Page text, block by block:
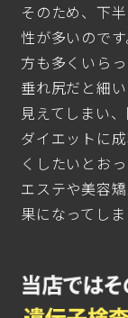
そのため、下
性が多いので
方も多くいらっ
垂れ尻だと細
見えてしまい
ダイエットに
くしたいとおっ
エステや美容
果になってしま